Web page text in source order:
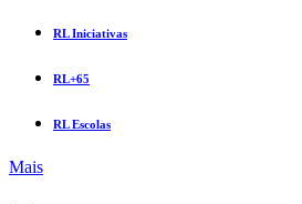
RL Iniciativas
RL+65
RL Escolas
Mais